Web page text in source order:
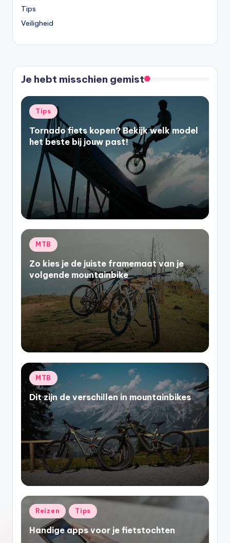
Tips
Veiligheid
Je hebt misschien gemist
Geplaatst
in
Tips
Tornado fiets kopen? Bekijk welk model
het beste bij jouw past!
Geplaatst
in
MTB
Zo kies je de juiste framemaat van je
volgende mountainbike
Geplaatst
in
MTB
Dit zijn de verschillen in mountainbikes
Geplaatst
in
Reizen Tips
Handige apps voor je fietstochten